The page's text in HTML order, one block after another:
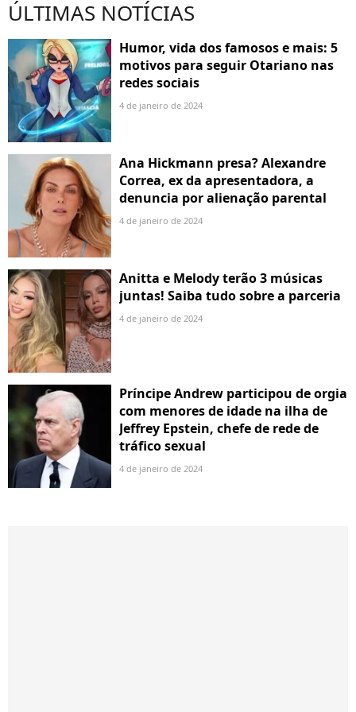
ÚLTIMAS NOTÍCIAS
Humor, vida dos famosos e mais: 5
motivos para seguir Otariano nas
redes sociais
4 de janeiro de 2024
Ana Hickmann presa? Alexandre
Correa, ex da apresentadora, a
denuncia por alienação parental
4 de janeiro de 2024
Anitta e Melody terão 3 músicas
juntas! Saiba tudo sobre a parceria
4 de janeiro de 2024
Príncipe Andrew participou de orgia
com menores de idade na ilha de
Jeffrey Epstein, chefe de rede de
tráfico sexual
4 de janeiro de 2024